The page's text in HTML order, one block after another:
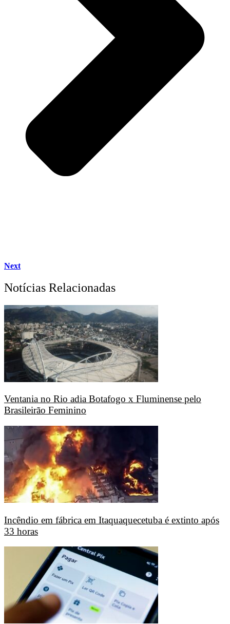
Next
Notícias Relacionadas
Ventania no Rio adia Botafogo x Fluminense pelo
Brasileirão Feminino
Incêndio em fábrica em Itaquaquecetuba é extinto após
33 horas